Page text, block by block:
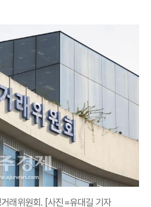
래위원회. [사진=유대길 기자